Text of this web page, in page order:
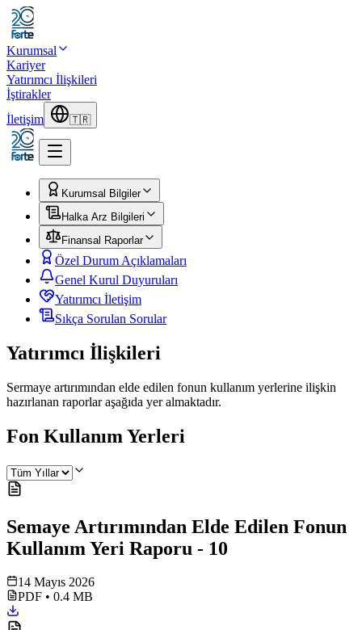
Kurumsal
Kariyer
Yatırımcı İlişkileri
İştirakler
İletişim
🇹🇷
Kurumsal Bilgiler
Halka Arz Bilgileri
Finansal Raporlar
Özel Durum Açıklamaları
Genel Kurul Duyuruları
Yatırımcı İletişim
Sıkça Sorulan Sorular
Yatırımcı İlişkileri
Sermaye artırımından elde edilen fonun kullanım yerlerine ilişkin
hazırlanan raporlar aşağıda yer almaktadır.
Fon Kullanım Yerleri
Semaye Artırımından Elde Edilen Fonun
Kullanım Yeri Raporu - 10
14 Mayıs 2026
PDF • 0.4 MB